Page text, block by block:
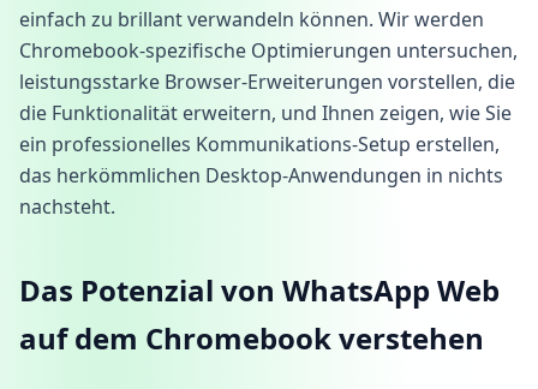
einfach zu brillant verwandeln können. Wir werden
Chromebook-spezifische Optimierungen untersuchen,
leistungsstarke Browser-Erweiterungen vorstellen, die
die Funktionalität erweitern, und Ihnen zeigen, wie Sie
ein professionelles Kommunikations-Setup erstellen,
das herkömmlichen Desktop-Anwendungen in nichts
nachsteht.
Das Potenzial von WhatsApp Web
auf dem Chromebook verstehen